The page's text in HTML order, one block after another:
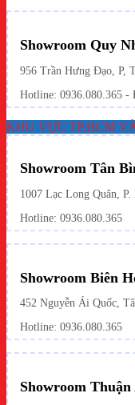
Showroom Quy
956 Trần Hưng Đạo, P,
Hotline: 0936.080.365 -
KHU VỰC TP.HCM
Showroom Tân
1007 Lạc Long Quân,
Hotline: 0936.080.365
Showroom Biên
452 Nguyễn Ái Quốc,
Hotline: 0936.080.365
Showroom